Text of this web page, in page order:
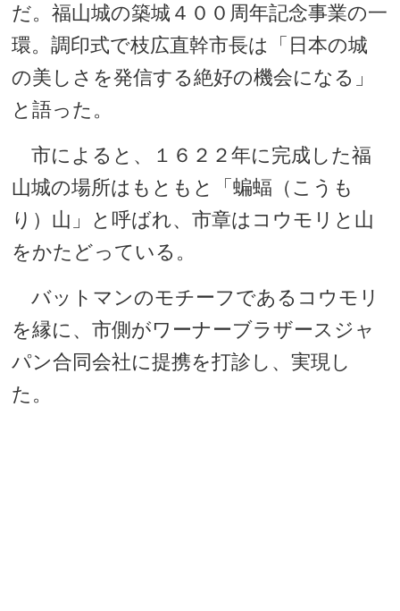
だ。福山城の築城４００周年記念事業の一
環。調印式で枝広直幹市長は「日本の城
の美しさを発信する絶好の機会になる」
と語った。
市によると、１６２２年に完成した福
山城の場所はもともと「蝙蝠（こうも
り）山」と呼ばれ、市章はコウモリと山
をかたどっている。
バットマンのモチーフであるコウモリ
を縁に、市側がワーナーブラザースジャ
パン合同会社に提携を打診し、実現し
た。